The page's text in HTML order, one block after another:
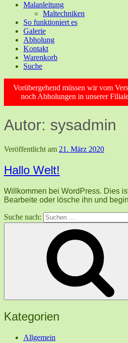
Malanleitung
Maltechniken
So funktioniert es
Galerie
Abholung
Kontakt
Warenkorb
Suche
Vorübergehend müssen wir vom
noch Abholungen in unserer
Autor: sysadmin
Veröffentlicht am 21. März 2020
Hallo Welt!
Willkommen bei WordPress. Dies
Bearbeite oder lösche ihn und
Suche nach:
Kategorien
Allgemein